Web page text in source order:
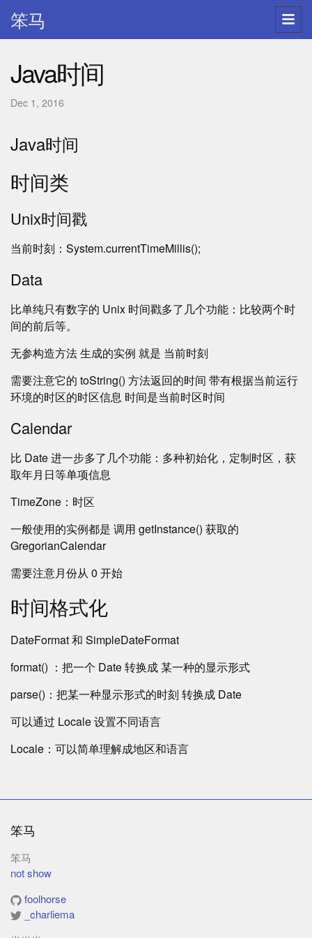
笨马
Java时间
Dec 1, 2016
Java时间
时间类
Unix时间戳
当前时刻：System.currentTimeMillis();
Data
比单纯只有数字的 Unix 时间戳多了几个功能：比较两个时
间的前后等。
无参构造方法 生成的实例 就是 当前时刻
需要注意它的 toString() 方法返回的时间 带有根据当前运行
环境的时区的时区信息 时间是当前时区时间
Calendar
比 Date 进一步多了几个功能：多种初始化，定制时区，获
取年月日等单项信息
TimeZone：时区
一般使用的实例都是 调用 getInstance() 获取的
GregorianCalendar
需要注意月份从 0 开始
时间格式化
DateFormat 和 SimpleDateFormat
format() ：把一个 Date 转换成 某一种的显示形式
parse()：把某一种显示形式的时刻 转换成 Date
可以通过 Locale 设置不同语言
Locale：可以简单理解成地区和语言
笨马
笨马
not show
foolhorse
_charliema